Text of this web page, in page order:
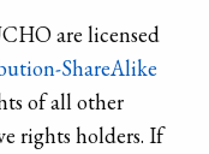
are licensed
ShareAlike
of all other
rights holders. If